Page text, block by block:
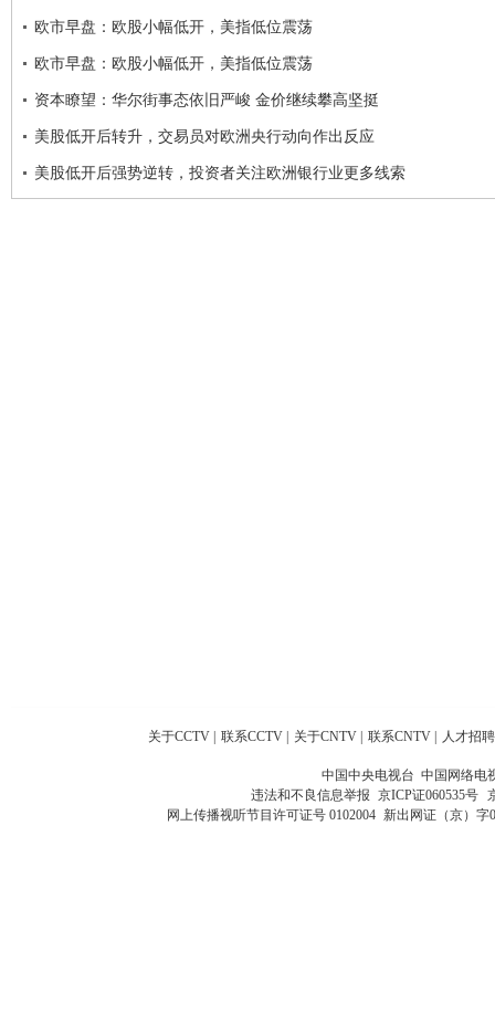
欧市早盘：欧股小幅低开，美指低位震荡
欧市早盘：欧股小幅低开，美指低位震荡
资本瞭望：华尔街事态依旧严峻 金价继续攀高坚挺
美股低开后转升，交易员对欧洲央行动向作出反应
美股低开后强势逆转，投资者关注欧洲银行业更多线索
关于CCTV 联系CCTV 关于CNTV 联系CNTV 人才招聘
中国中央电视台 中国网络电
违法和不良信息举报 京ICP证060535号
网上传播视听节目许可证号 0102004 新出网证（京）